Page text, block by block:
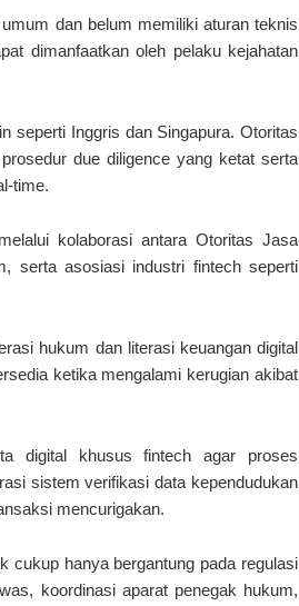
dan belum memiliki aturan teknis
dimanfaatkan oleh pelaku kejahatan
seperti Inggris dan Singapura. Otoritas
due diligence yang ketat serta
time.
kolaborasi antara Otoritas Jasa
serta asosiasi industri fintech seperti
hukum dan literasi keuangan digital
ketika mengalami kerugian akibat
digital khusus fintech agar proses
sistem verifikasi data kependudukan
mencurigakan.
cukup hanya bergantung pada regulasi
koordinasi aparat penegak hukum,